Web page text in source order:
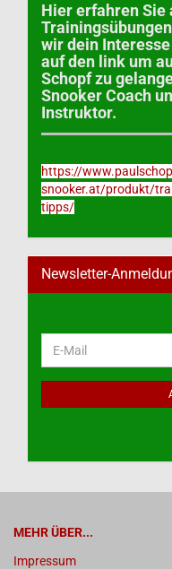
Hier erfahren Sie
wir dein
auf den link um
Schopf zu
Snooker Coach
Instruktor.
https://
snooker.at/produkt/
tipps/
Newsletter-
ZUR
E-
Mail
MEHR ÜBER...
Impressum